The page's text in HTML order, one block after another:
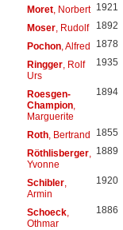
Moret, Norbert 1921
Moser, Rudolf 1892
Pochon, Alfred 1878
Ringger, Rolf
Urs
1935
Roesgen-
Champion,
Marguerite
1894
Roth, Bertrand 1855
Röthlisberger,
Yvonne
1889
Schibler,
Armin
1920
Schoeck,
Othmar
1886